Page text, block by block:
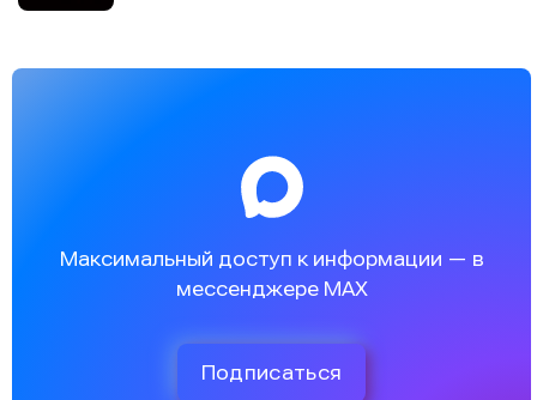
Максимальный доступ к информации — в
мессенджере MAX
Подписаться